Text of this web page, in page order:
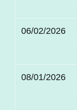
06/02/2026
08/01/2026